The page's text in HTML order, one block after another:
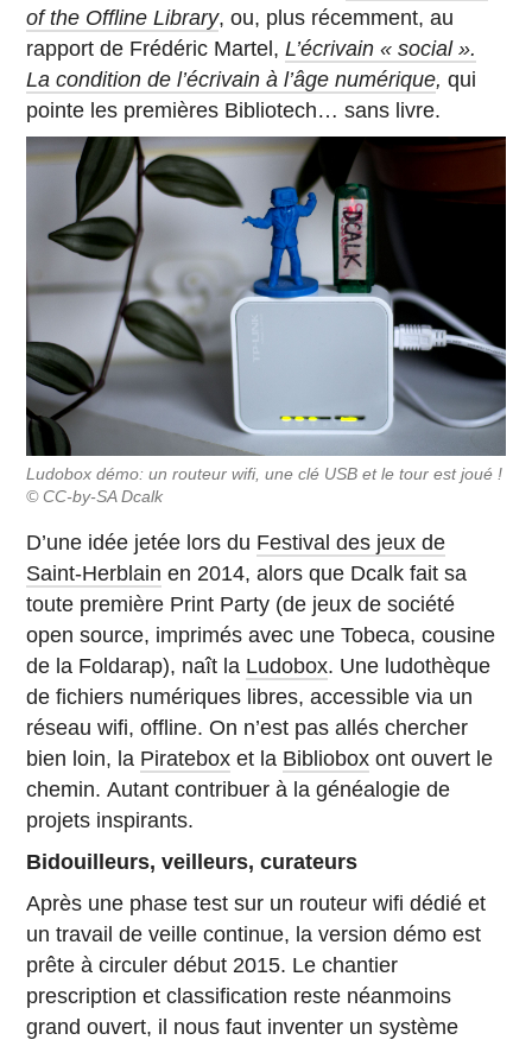
of the Offline Library, ou, plus récemment, au
rapport de Frédéric Martel,L’écrivain « social ».
La condition de l’écrivain à l’âge numérique,qui
pointe les premières Bibliotech… sans livre.
Ludobox démo: un routeur wifi, une clé USB et le tour est joué !
© CC-by-SA Dcalk
D’une idée jetée lors du Festival des jeux de
Saint-Herblain en 2014, alors que Dcalk fait sa
toute première Print Party (de jeux de société
open source, imprimés avec une Tobeca, cousine
de la Foldarap), naît la Ludobox. Une ludothèque
de fichiers numériques libres, accessible via un
réseau wifi, offline. On n’est pas allés chercher
bien loin, la Piratebox et la Bibliobox ont ouvert le
chemin. Autant contribuer à la généalogie de
projets inspirants.
Bidouilleurs, veilleurs, curateurs
Après une phase test sur un routeur wifi dédié et
un travail de veille continue, la version démo est
prête à circuler début 2015. Le chantier
prescription et classification reste néanmoins
grand ouvert, il nous faut inventer un système